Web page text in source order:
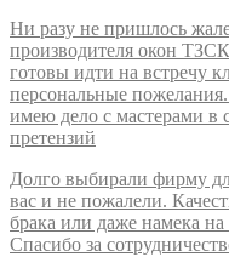
Ни разу не пришлось
производителя окон
готовы идти на встречу
персональные
имею дело с мастерами в
претензий
Долго выбирали фирму
вас и не пожалели.
брака или даже намека
Спасибо за